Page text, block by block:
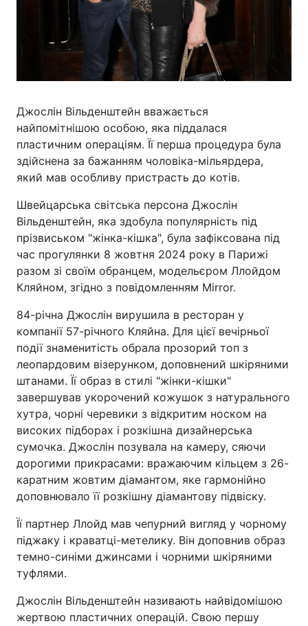
Джослін Вільденштейн вважається
найпомітнішою особою, яка піддалася
пластичним операціям. Її перша процедура була
здійснена за бажанням чоловіка-мільярдера,
який мав особливу пристрасть до котів.
Швейцарська світська персона Джослін
Вільденштейн, яка здобула популярність під
прізвиськом "жінка-кішка", була зафіксована під
час прогулянки 8 жовтня 2024 року в Парижі
разом зі своїм обранцем, модельєром Ллойдом
Кляйном, згідно з повідомленням Mirror.
84-річна Джослін вирушила в ресторан у
компанії 57-річного Кляйна. Для цієї вечірньої
події знаменитість обрала прозорий топ з
леопардовим візерунком, доповнений шкіряними
штанами. Її образ в стилі "жінки-кішки"
завершував укорочений кожушок з натурального
хутра, чорні черевики з відкритим носком на
високих підборах і розкішна дизайнерська
сумочка. Джослін позувала на камеру, сяючи
дорогими прикрасами: вражаючим кільцем з 26-
каратним жовтим діамантом, яке гармонійно
доповнювало її розкішну діамантову підвіску.
Її партнер Ллойд мав чепурний вигляд у чорному
піджаку і краватці-метелику. Він доповнив образ
темно-синіми джинсами і чорними шкіряними
туфлями.
Джослін Вільденштейн називають найвідомішою
жертвою пластичних операцій. Свою першу